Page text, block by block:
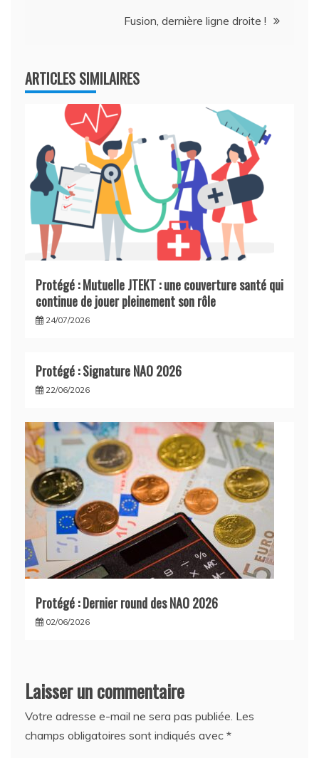
Fusion, dernière ligne droite !
ARTICLES SIMILAIRES
Protégé : Mutuelle JTEKT : une couverture santé qui
continue de jouer pleinement son rôle
24/07/2026
Protégé : Signature NAO 2026
22/06/2026
Protégé : Dernier round des NAO 2026
02/06/2026
Laisser un commentaire
Votre adresse e-mail ne sera pas publiée. Les
champs obligatoires sont indiqués avec *